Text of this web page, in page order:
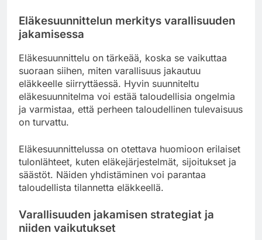
Eläkesuunnittelun merkitys varallisuuden
jakamisessa
Eläkesuunnittelu on tärkeää, koska se vaikuttaa
suoraan siihen, miten varallisuus jakautuu
eläkkeelle siirryttäessä. Hyvin suunniteltu
eläkesuunnitelma voi estää taloudellisia ongelmia
ja varmistaa, että perheen taloudellinen tulevaisuus
on turvattu.
Eläkesuunnittelussa on otettava huomioon erilaiset
tulonlähteet, kuten eläkejärjestelmät, sijoitukset ja
säästöt. Näiden yhdistäminen voi parantaa
taloudellista tilannetta eläkkeellä.
Varallisuuden jakamisen strategiat ja
niiden vaikutukset